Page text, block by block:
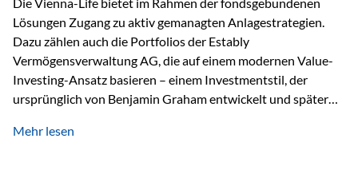
Lösungen Zugang zu aktiv gemanagten Anlagestrategien.
Dazu zählen auch die Portfolios der Estably
Vermögensverwaltung AG, die auf einem modernen Value-
Investing-Ansatz basieren – einem Investmentstil, der
ursprünglich von Benjamin Graham entwickelt und später
Modernes Value Investing als Grundlage Der
Mehr lesen